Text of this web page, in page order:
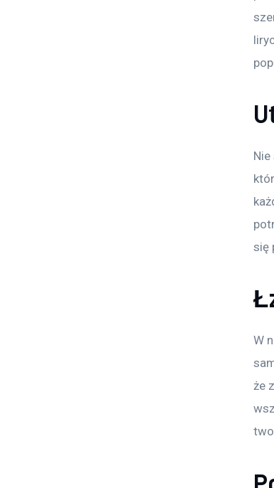
Nie
się
W
że